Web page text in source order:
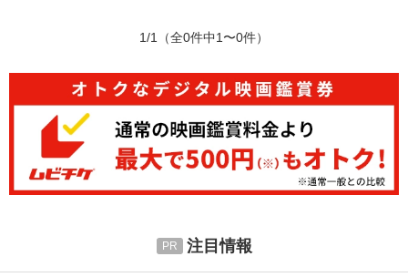
1/1 （全0件中1〜0件）
注目情報